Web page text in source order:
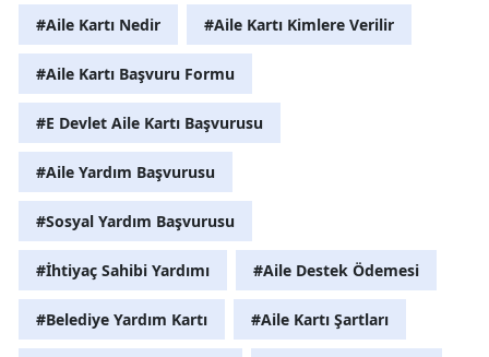
#Aile Kartı Nedir #Aile Kartı Kimlere Verilir
#Aile Kartı Başvuru Formu
#E Devlet Aile Kartı Başvurusu
#Aile Yardım Başvurusu
#Sosyal Yardım Başvurusu
#İhtiyaç Sahibi Yardımı #Aile Destek Ödemesi
#Belediye Yardım Kartı #Aile Kartı Şartları